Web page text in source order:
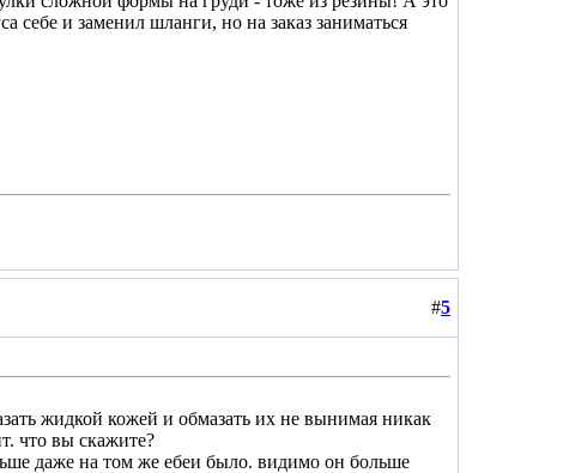
себе и заменил шланги, но на заказ заниматься
#5
жидкой кожей и обмазать их не вынимая никак
что вы скажите?
даже на том же ебеи было. видимо он больше